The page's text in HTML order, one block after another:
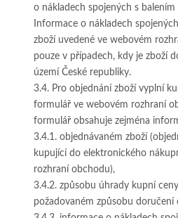
o nákladech spojených s
Informace o nákladech
zboží uvedené ve webovém
pouze v případech, kdy je zboží
území České republiky.
3.4. Pro objednání zboží vyplní
formulář ve webovém rozhraní
formulář obsahuje zejména
3.4.1. objednávaném zboží
kupující do elektronického
rozhraní obchodu),
3.4.2. způsobu úhrady kupní
požadovaném způsobu doručení